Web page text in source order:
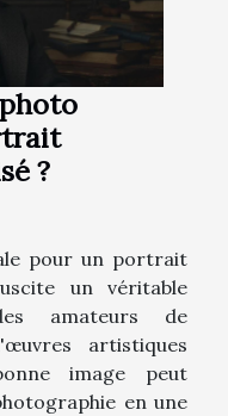
?
pour un portrait
un véritable
amateurs de
artistiques
image peut
en une